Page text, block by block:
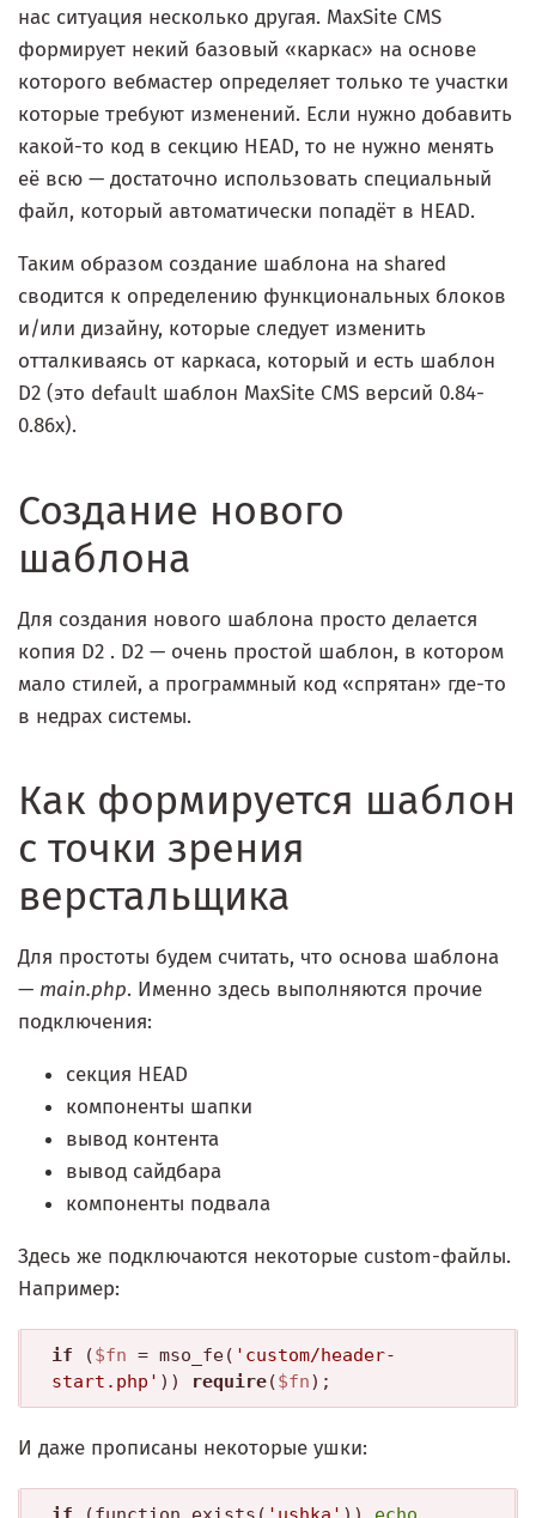
нас ситуация несколько другая. MaxSite CMS
формирует некий базовый «каркас» на основе
которого вебмастер определяет только те участки
которые требуют изменений. Если нужно добавить
какой-то код в секцию HEAD, то не нужно менять
её всю — достаточно использовать специальный
файл, который автоматически попадёт в HEAD.
Таким образом создание шаблона на shared
сводится к определению функциональных блоков
и/или дизайну, которые следует изменить
отталкиваясь от каркаса, который и есть шаблон
D2 (это default шаблон MaxSite CMS версий 0.84-
0.86x).
Создание нового
шаблона
Для создания нового шаблона просто делается
копия D2 . D2 — очень простой шаблон, в котором
мало стилей, а программный код «спрятан» где-то
в недрах системы.
Как формируется шаблон
с точки зрения
верстальщика
Для простоты будем считать, что основа шаблона
— main.php. Именно здесь выполняются прочие
подключения:
секция HEAD
компоненты шапки
вывод контента
вывод сайдбара
компоненты подвала
Здесь же подключаются некоторые custom-файлы.
Например:
if ($fn = mso_fe( 'custom/header-
start.php' )) require($fn);
И даже прописаны некоторые ушки: